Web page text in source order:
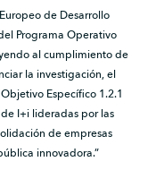
de Desarrollo
Programa Operativo
al cumplimiento de
la investigación, el
Específico 1.2.1
I+i lideradas por las
de empresas
innovadora.”